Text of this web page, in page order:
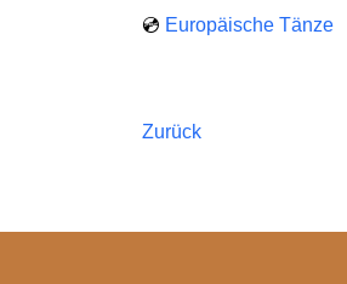
💿 Europäische Tänze
Zurück